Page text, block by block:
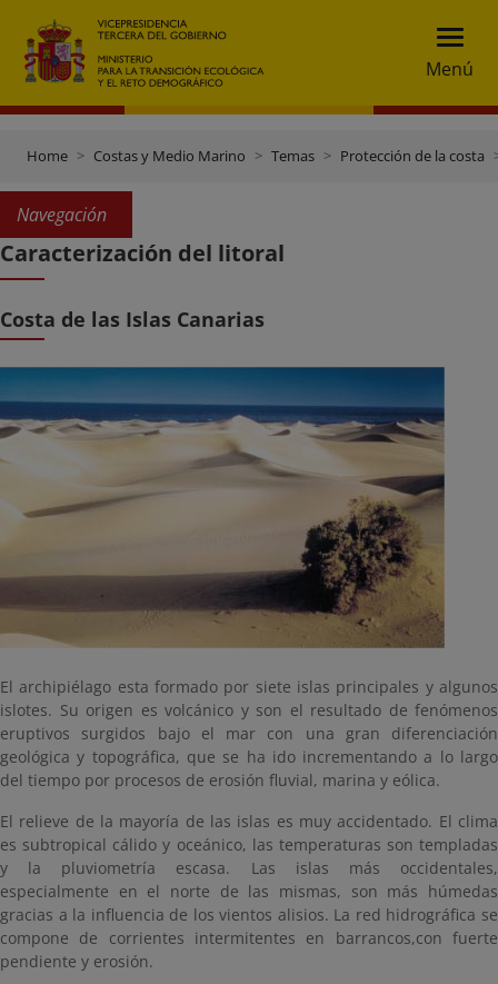
Menú
Home Costas y Medio Marino Temas Protección de la costa
Navegación
Caracterización del litoral
Costa de las Islas Canarias
El archipiélago esta formado por siete islas principales y algunos
islotes. Su origen es volcánico y son el resultado de fenómenos
eruptivos surgidos bajo el mar con una gran diferenciación
geológica y topográfica, que se ha ido incrementando a lo largo
del tiempo por procesos de erosión fluvial, marina y eólica.
El relieve de la mayoría de las islas es muy accidentado. El clima
es subtropical cálido y oceánico, las temperaturas son templadas
y la pluviometría escasa. Las islas más occidentales,
especialmente en el norte de las mismas, son más húmedas
gracias a la influencia de los vientos alisios. La red hidrográfica se
compone de corrientes intermitentes en barrancos,con fuerte
pendiente y erosión.